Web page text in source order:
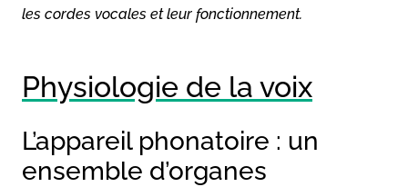
les cordes vocales et leur fonctionnement.
Physiologie de la voix
L’appareil phonatoire : un
ensemble d’organes